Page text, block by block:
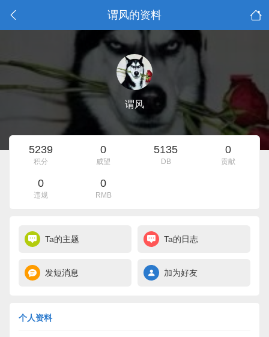
谓风的资料
谓风
5239
积分
0
威望
5135
DB
0
贡献
0
违规
0
RMB
Ta的主题 Ta的日志
发短消息 加为好友
个人资料